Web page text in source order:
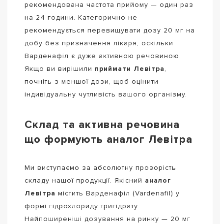
рекомендована частота прийому — один раз
на 24 години. Категорично не
рекомендується перевищувати дозу 20 мг на
добу без призначення лікаря, оскільки
Варденафіл є дуже активною речовиною.
Якщо ви вирішили приймати Левітра,
почніть з меншої дози, щоб оцінити
індивідуальну чутливість вашого організму.
Склад та активна речовина
що формують аналог Левітра
Ми виступаємо за абсолютну прозорість
складу нашої продукції. Якісний аналог
Левітра містить Варденафіл (Vardenafil) у
формі гідрохлориду тригідрату.
Найпоширеніші дозування на ринку — 20 мг